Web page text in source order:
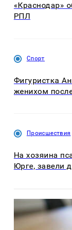
«Краснодар»
РПЛ
Спорт
Фигуристка
женихом
Происшествия
На хозяина
Юрге, завели